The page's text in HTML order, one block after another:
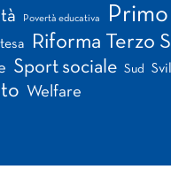
Povertà educativa
Riforma Terzo
Sport sociale Sud
Welfare